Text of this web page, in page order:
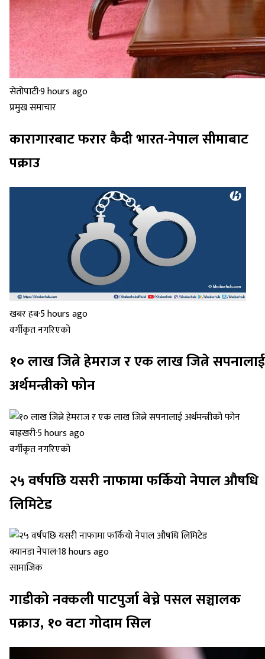
सेतोपाटी·9 hours ago
प्रमुख समाचार
कारागारबाट फरार कैदी भारत-नेपाल सीमाबाट
पक्राउ
खबर हब·5 hours ago
वर्गीकृत नगरिएको
१० लाख जित्ने हेमराज र एक लाख जित्ने सपनालाई
अर्थमन्त्रीको फोन
बाह्रखरी·5 hours ago
वर्गीकृत नगरिएको
२५ वर्षपछि यसरी नाफामा फर्कियो नेपाल औषधि
लिमिटेड
क्यानडा नेपाल·18 hours ago
सामाजिक
गाडीको नक्कली पाटपुर्जा बेच्ने पसल सञ्चालक
पक्राउ, १० वटा गोदाम सिल